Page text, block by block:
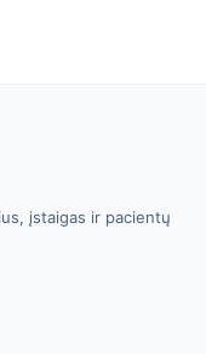
įstaigas ir pacientų